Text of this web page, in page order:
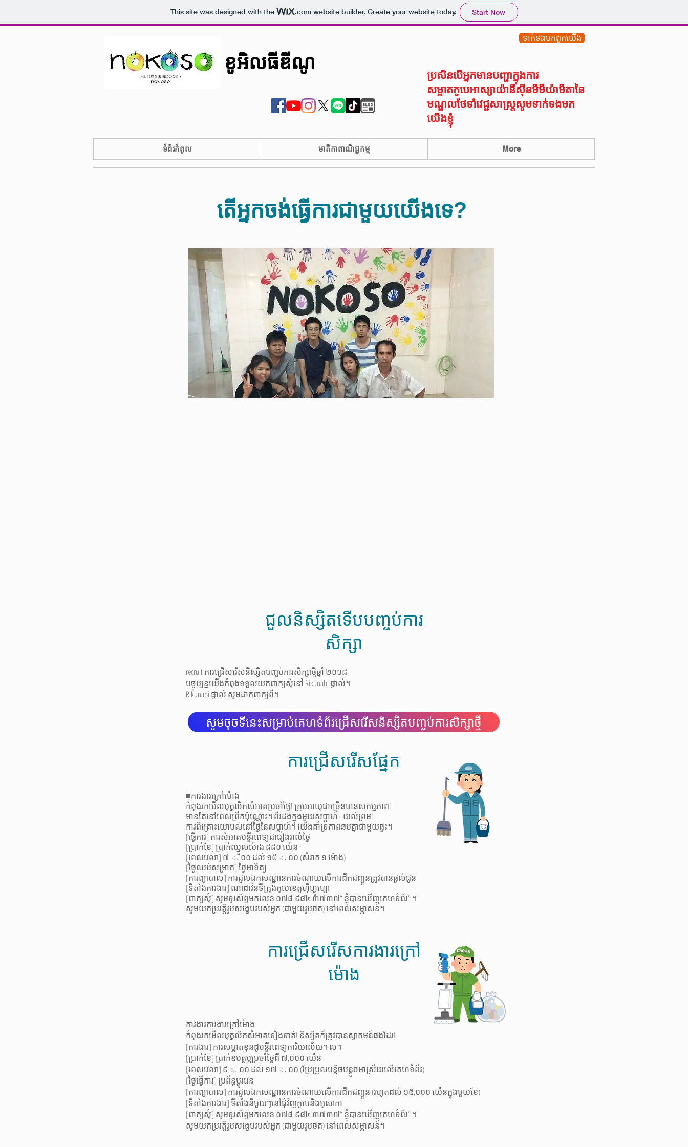
This site was designed with the .comwebsite builder. Create your website today. Start Now
ខូអិលធីឌីណូ
ទាក់ទង​មក​ពួក​យើង
ប្រសិនបើអ្នកមានបញ្ហាក្នុងការ
សម្អាតកូបេអាស្យាយ៉ានីស៊ីនមីមីយ៉ាមីតានៃ
មណ្ឌលថែទាំវេជ្ជសាស្រ្តសូមទាក់ទងមក
យើងខ្ញុំ
ទំព័រកំពូល មាតិកាពាណិជ្ជកម្ម More
តើអ្នកចង់ធ្វើការជាមួយយើងទេ?
ជួលនិស្សិតទើបបញ្ចប់ការ
សិក្សា
recruit ការជ្រើសរើសនិស្សិតបញ្ចប់ការសិក្សាថ្មីឆ្នាំ ២០១៨
បច្ចុប្បន្នយើងកំពុងទទួលយកពាក្យសុំនៅ Rikunabi ផ្ទាល់។
Rikunabi ផ្ទាល់ សូមដាក់ពាក្យពី។
សូមចុចទីនេះសម្រាប់គេហទំព័រជ្រើសរើសនិស្សិតបញ្ចប់ការសិក្សាថ្មី
ការជ្រើសរើសផ្នែក
■ការងារក្រៅម៉ោង
កំពុងរកមើលបុគ្គលិកសំអាតប្រចាំថ្ងៃ! ក្រុមអាយុជាច្រើនមានសកម្មភាព!
មានតែនៅពេលព្រឹកប៉ុណ្ណោះ។ ពីរដងក្នុងមួយសប្តាហ៍ - យល់ព្រម!
ការពិគ្រោះយោបល់នៅថ្ងៃនៃសប្តាហ៍។ យើងគាំទ្រភាពឆបគ្នាជាមួយផ្ទះ។
[ធ្វើការ] ការសំអាតមន្ទីរពេទ្យជារៀងរាល់ថ្ងៃ
[ប្រាក់ខែ] ប្រាក់ឈ្នួលម៉ោង ៨៨០ យ៉េន ~
[ពេលវេលា] ៧ ៈ ០០ ដល់ ១៥ ៈ ០០ (សំរាក ១ ម៉ោង)
[ថ្ងៃឈប់សម្រាក] ថ្ងៃអាទិត្យ
[ការព្យាបាល] ការជួលឯកសណ្ឋានការចំណាយលើការដឹកជញ្ជូនត្រូវបានផ្តល់ជូន
[ទីតាំងការងារ] ណាដាវ័នទីក្រុងកូបេខេត្តហ៊ីហ្គូហ្គោ
[ពាក្យសុំ] សូមទូរស័ព្ទមកលេខ ០៧៨-៩៨៤-៣៧៣៧“ ខ្ញុំបានឃើញគេហទំព័រ” ។
សូមយកប្រវត្តិរូបសង្ខេបរបស់អ្នក (ជាមួយរូបថត) នៅពេលសម្ភាសន៍។
ការជ្រើសរើសការងារក្រៅ
ម៉ោង
ការងារការងារក្រៅម៉ោង
កំពុងរកមើលបុគ្គលិកសំអាតទៀងទាត់! និស្សិតក៏ត្រូវបានស្វាគមន៍ផងដែរ!
[ការងារ] ការសម្អាតខុនដូមន្ទីរពេទ្យការិយាល័យ។ ល។
[ប្រាក់ខែ] ប្រាក់ឧបត្ថម្ភប្រចាំថ្ងៃពី ៧,០០០ យ៉េន
[ពេលវេលា] ៩ ៈ ០០ ដល់ ១៧ ៈ ០០ (ប្រែប្រួលបន្តិចបន្តួចអាស្រ័យលើគេហទំព័រ)
[ថ្ងៃធ្វើការ] ប្រព័ន្ធប្តូរវេន
[ការព្យាបាល] ការជួលឯកសណ្ឋានការចំណាយលើការដឹកជញ្ជូន (រហូតដល់ ១៥,០០០ យ៉េនក្នុងមួយខែ)
[ទីតាំងការងារ] ទីតាំងនីមួយៗនៅជុំវិញកូបេនិងអូសាកា
[ពាក្យសុំ] សូមទូរស័ព្ទមកលេខ ០៧៨-៩៨៤-៣៧៣៧“ ខ្ញុំបានឃើញគេហទំព័រ” ។
សូមយកប្រវត្តិរូបសង្ខេបរបស់អ្នក (ជាមួយរូបថត) នៅពេលសម្ភាសន៍។